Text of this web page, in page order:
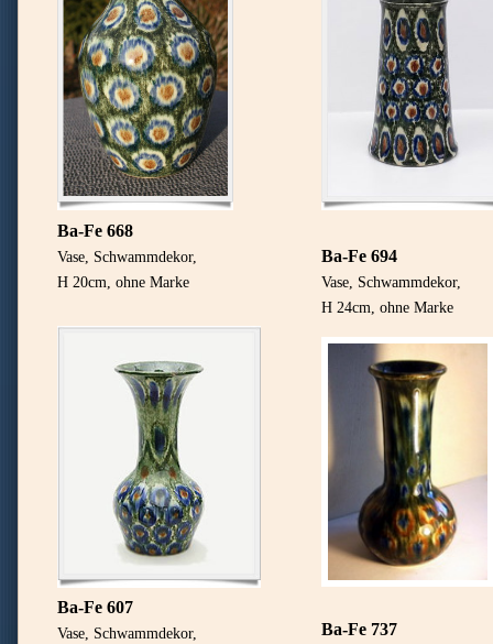
Ba-Fe 668
Vase, Schwammdekor,
H 20cm, ohne Marke
Ba-Fe 694
Vase, Schwammdekor,
H 24cm, ohne Marke
Ba-Fe 607
Vase, Schwammdekor,
Ba-Fe 737